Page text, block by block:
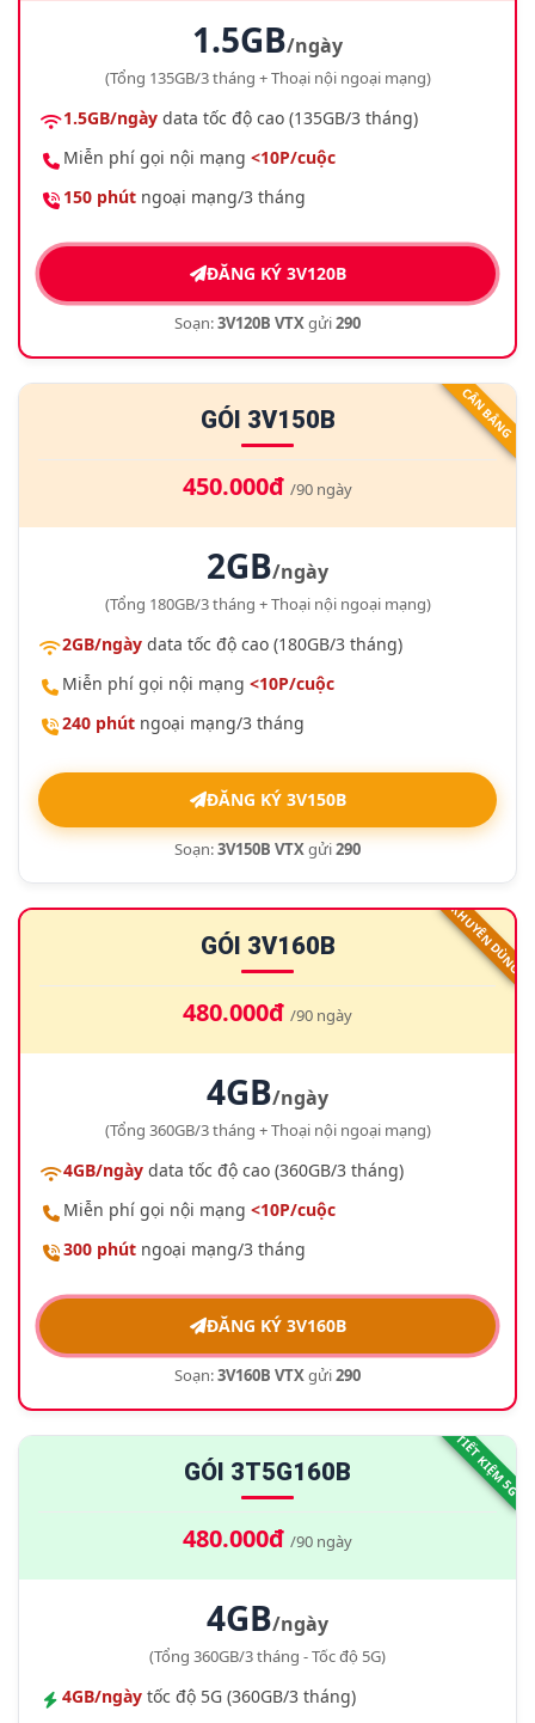
1.5GB/ngày
(Tổng 135GB/3 tháng + Thoại nội ngoại mạng)
1.5GB/ngày data tốc độ cao (135GB/3 tháng)
Miễn phí gọi nội mạng <10P/cuộc
150 phút ngoại mạng/3 tháng
ĐĂNG KÝ 3V120B
Soạn:3V120B VTXgửi290
CÂN BẰNG
GÓI 3V150B
450.000đ /90 ngày
2GB/ngày
(Tổng 180GB/3 tháng + Thoại nội ngoại mạng)
2GB/ngày data tốc độ cao (180GB/3 tháng)
Miễn phí gọi nội mạng <10P/cuộc
240 phút ngoại mạng/3 tháng
ĐĂNG KÝ 3V150B
Soạn:3V150B VTXgửi290
KHUYÊN DÙNG
GÓI 3V160B
480.000đ /90 ngày
4GB/ngày
(Tổng 360GB/3 tháng + Thoại nội ngoại mạng)
4GB/ngày data tốc độ cao (360GB/3 tháng)
Miễn phí gọi nội mạng <10P/cuộc
300 phút ngoại mạng/3 tháng
ĐĂNG KÝ 3V160B
Soạn:3V160B VTXgửi290
TIẾT KIỆM 5G
GÓI 3T5G160B
480.000đ /90 ngày
4GB/ngày
(Tổng 360GB/3 tháng - Tốc độ 5G)
4GB/ngày tốc độ 5G (360GB/3 tháng)